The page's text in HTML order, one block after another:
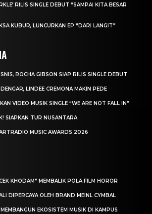
RILIS SINGLE DEBUT “SAMPAI KITA BESAR
KUBUR, LUNCURKAN EP “DARI LANGIT”
ROCHA GIBSON SIAP RILIS SINGLE DEBUT
LINDEE CREMONA MAKIN PEDE
VIDEO MUSIK SINGLE “WE ARE NOT FALL IN”
SIAPKAN TUR NUSANTARA
MUSIC AWARDS 2026
KHODAM” MEMBALIK POLA FILM HOROR
DIPERCAYA OLEH BRAND MEINL CYMBAL
EKOSISTEM MUSIK DI KAMPUS